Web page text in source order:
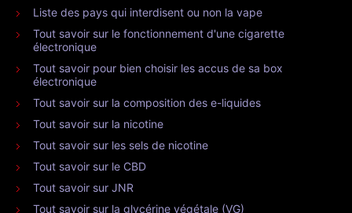
Liste des pays qui interdisent ou non la vape
Tout savoir sur le fonctionnement d'une cigarette
électronique
Tout savoir pour bien choisir les accus de sa box
électronique
Tout savoir sur la composition des e-liquides
Tout savoir sur la nicotine
Tout savoir sur les sels de nicotine
Tout savoir sur le CBD
Tout savoir sur JNR
Tout savoir sur la glycérine végétale (VG)